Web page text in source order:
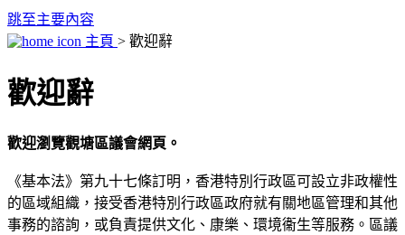
跳至主要內容
主頁 > 歡迎辭
歡迎辭
歡迎瀏覽觀塘區議會網頁。
《基本法》第九十七條訂明，香港特別行政區可設立非政權性
的區域組織，接受香港特別行政區政府就有關地區管理和其他
事務的諮詢，或負責提供文化、康樂、環境衞生等服務。區議